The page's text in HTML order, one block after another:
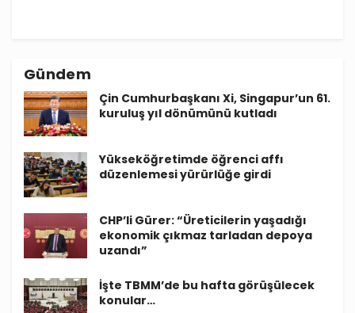
Gündem
Çin Cumhurbaşkanı Xi, Singapur’un 61.
kuruluş yıl dönümünü kutladı
Yükseköğretimde öğrenci affı
düzenlemesi yürürlüğe girdi
CHP’li Gürer: “Üreticilerin yaşadığı
ekonomik çıkmaz tarladan depoya
uzandı”
İşte TBMM’de bu hafta görüşülecek
konular…